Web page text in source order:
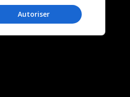
Autoriser